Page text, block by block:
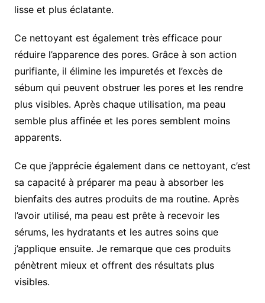
lisse et plus éclatante.
Ce nettoyant est également très efficace pour
réduire l’apparence des pores. Grâce à son action
purifiante, il élimine les impuretés et l’excès de
sébum qui peuvent obstruer les pores et les rendre
plus visibles. Après chaque utilisation, ma peau
semble plus affinée et les pores semblent moins
apparents.
Ce que j’apprécie également dans ce nettoyant, c’est
sa capacité à préparer ma peau à absorber les
bienfaits des autres produits de ma routine. Après
l’avoir utilisé, ma peau est prête à recevoir les
sérums, les hydratants et les autres soins que
j’applique ensuite. Je remarque que ces produits
pénètrent mieux et offrent des résultats plus
visibles.